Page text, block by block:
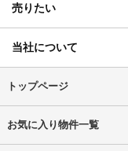
売りたい
当社について
トップページ
お気に入り物件一覧